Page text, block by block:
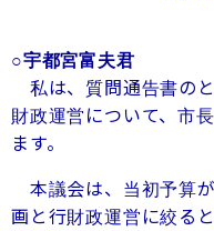
○宇都宮富夫君
私は、質問通告書の
財政運営について、市
ます。
本議会は、当初予算
画と行財政運営に絞る